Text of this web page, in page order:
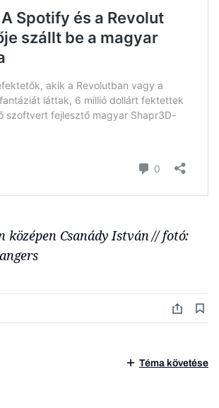
középen Csanády István // fotó:
Téma követése